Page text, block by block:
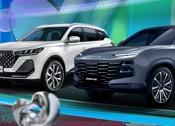
Бензин
Автоматическая
Хочу скидку
от